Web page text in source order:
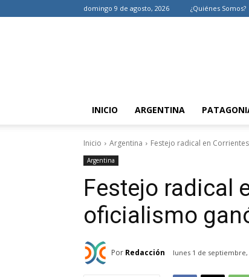
domingo 9 de agosto, 2026 ¿Quiénes Somos?
INICIO ARGENTINA
Inicio Argentina Festejo radical en
Argentina
Festejo radical
oficialismo
Por Redacción lunes 1 de septiembre,